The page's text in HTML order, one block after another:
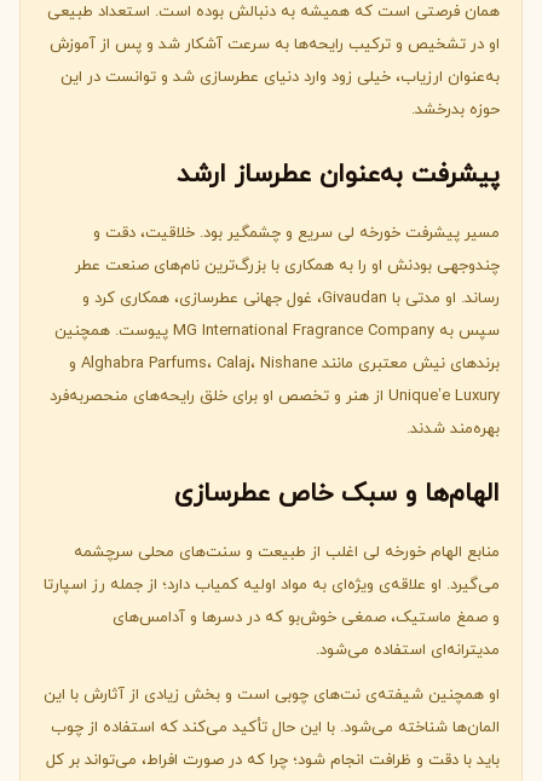
همان فرصتی است که همیشه به دنبالش بوده است. استعداد طبیعی
او در تشخیص و ترکیب رایحه‌ها به سرعت آشکار شد و پس از آموزش
به‌عنوان ارزیاب، خیلی زود وارد دنیای عطرسازی شد و توانست در این
حوزه بدرخشد.
پیشرفت به‌عنوان عطرساز ارشد
مسیر پیشرفت خورخه لی سریع و چشمگیر بود. خلاقیت، دقت و
چندوجهی بودنش او را به همکاری با بزرگ‌ترین نام‌های صنعت عطر
رساند. او مدتی با Givaudan، غول جهانی عطرسازی، همکاری کرد و
سپس به MG International Fragrance Company پیوست. همچنین
برندهای نیش معتبری مانند Alghabra Parfums، Calaj، Nishane و
Unique’e Luxury از هنر و تخصص او برای خلق رایحه‌های منحصربه‌فرد
بهره‌مند شدند.
الهام‌ها و سبک خاص عطرسازی
منابع الهام خورخه لی اغلب از طبیعت و سنت‌های محلی سرچشمه
می‌گیرد. او علاقه‌ی ویژه‌ای به مواد اولیه کمیاب دارد؛ از جمله رز اسپارتا
و صمغ ماستیک، صمغی خوش‌بو که در دسرها و آدامس‌های
مدیترانه‌ای استفاده می‌شود.
او همچنین شیفته‌ی نت‌های چوبی است و بخش زیادی از آثارش با این
المان‌ها شناخته می‌شود. با این حال تأکید می‌کند که استفاده از چوب
باید با دقت و ظرافت انجام شود؛ چرا که در صورت افراط، می‌تواند بر کل